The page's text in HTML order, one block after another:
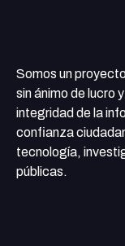
Somos un
sin ánimo de lucro
integridad de la
confianza
tecnología,
públicas.